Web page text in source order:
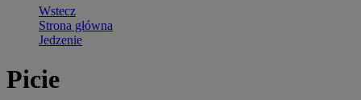
Wstecz
Strona główna
Jedzenie
Picie